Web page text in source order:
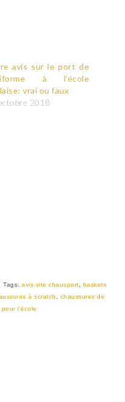
avis sur le port de
à l’école
vrai ou faux
2018
Tags: avis site chausport
baskets
à scratch
chaussures de
l'école